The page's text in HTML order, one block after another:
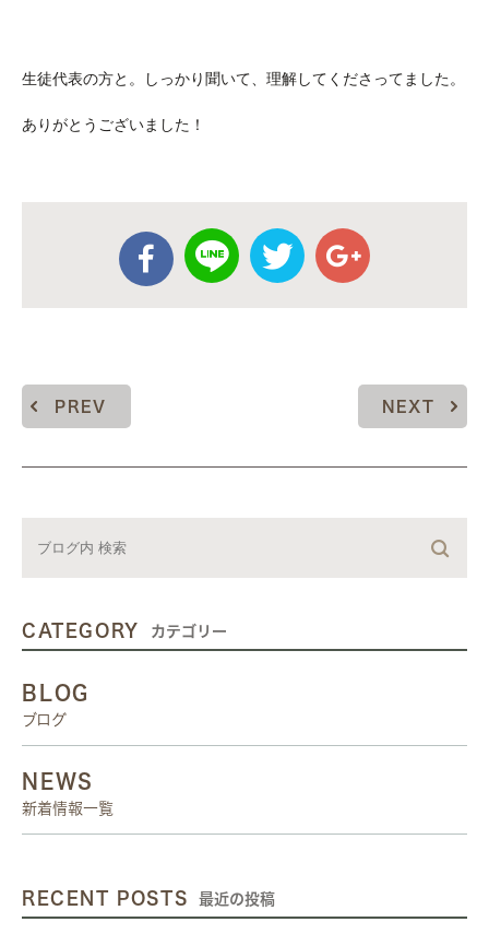
生徒代表の方と。しっかり聞いて、理解してくださってました。
ありがとうございました！
PREV NEXT
CATEGORY カテゴリー
BLOG
ブログ
NEWS
新着情報一覧
RECENT POSTS 最近の投稿